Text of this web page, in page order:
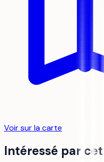
Voir sur la carte
Intéressé par